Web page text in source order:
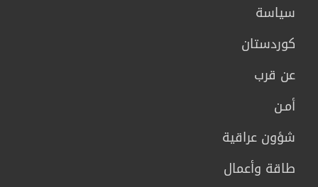
سیاسة
كوردستان
عن قرب
أمـن
شؤون عراقية
طاقة وأعمال